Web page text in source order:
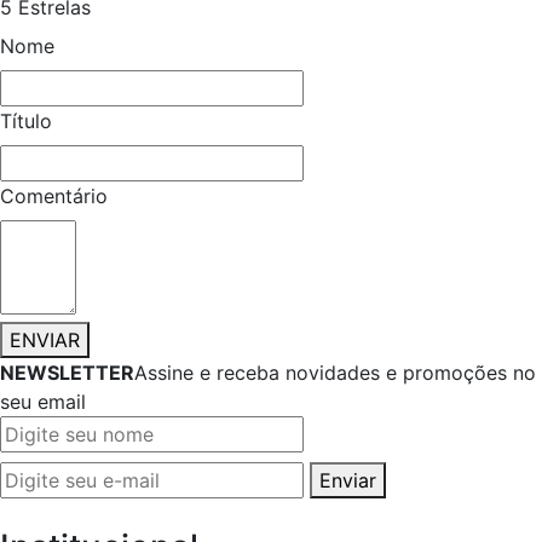
5 Estrelas
Nome
Título
Comentário
ENVIAR
NEWSLETTERAssine e receba novidades e promoções no
seu email
Enviar